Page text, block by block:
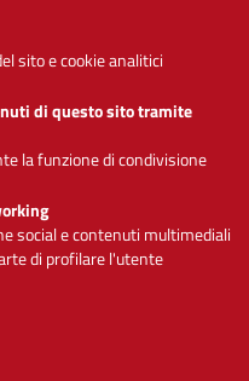
sito e cookie analitici
di questo sito tramite
la funzione di condivisione
social e contenuti multimediali
di profilare l'utente